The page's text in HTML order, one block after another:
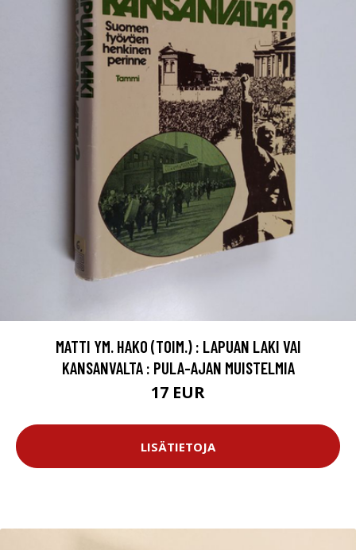
MATTI YM. HAKO (TOIM.) : LAPUAN LAKI VAI
KANSANVALTA : PULA-AJAN MUISTELMIA
17 EUR
LISÄTIETOJA